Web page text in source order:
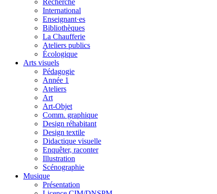
Recherche
International
Enseignant·es
Bibliothèques
La Chaufferie
Ateliers publics
Écologique
Arts visuels
Pédagogie
Année 1
Ateliers
Art
Art-Objet
Comm. graphique
Design réhabitant
Design textile
Didactique visuelle
Enquêter, raconter
Illustration
Scénographie
Musique
Présentation